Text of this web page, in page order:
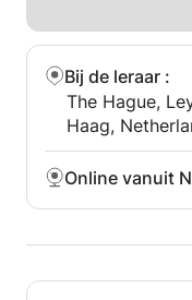
be specially
The class duration
or 80 minutes.
You can learn
Bij de leraar :
The Hague,
Haag,
Online vanuit